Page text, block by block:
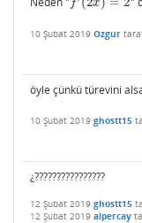
f x
f′(2x)=2
10 Şubat 2019 Ozgur
öyle çünkü türevini
10 Şubat 2019 ghostt15
¿????????????????
12 Şubat 2019 ghostt15
12 Şubat 2019 alpercay